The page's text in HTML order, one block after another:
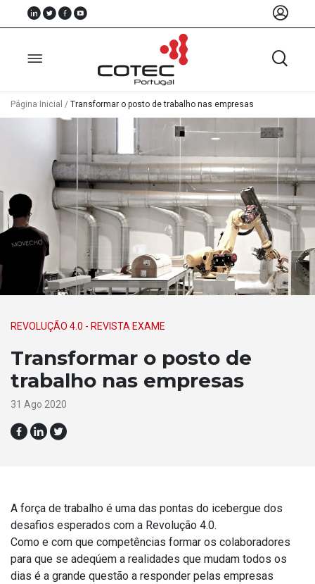
Associados
Recursos
Notícias
Eventos
Página Inicial / Transformar o posto de trabalho nas empresas
REVOLUÇÃO 4.0 - REVISTA EXAME
Transformar o posto de
trabalho nas empresas
31 Ago 2020
A força de trabalho é uma das pontas do icebergue dos
desafios esperados com a Revolução 4.0.
Como e com que competências formar os colaboradores
para que se adeqúem a realidades que mudam todos os
dias é a grande questão a responder pelas empresas